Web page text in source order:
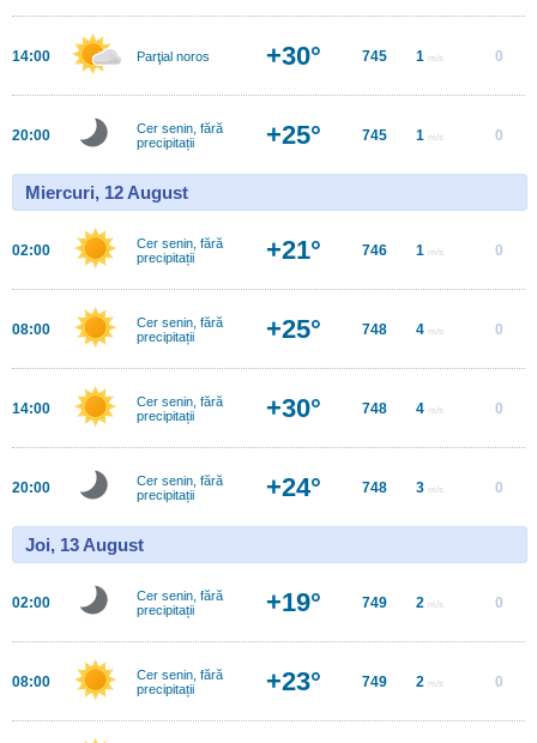
14:00 Parţial noros +30° 745 1 m/s 0
20:00
Cer senin, fără
precipitații
+25° 745 1 m/s 0
Miercuri, 12 August
02:00
Cer senin, fără
precipitații
+21° 746 1 m/s 0
08:00
Cer senin, fără
precipitații
+25° 748 4 m/s 0
14:00
Cer senin, fără
precipitații
+30° 748 4 m/s 0
20:00
Cer senin, fără
precipitații
+24° 748 3 m/s 0
Joi, 13 August
02:00
Cer senin, fără
precipitații
+19° 749 2 m/s 0
08:00
Cer senin, fără
precipitații
+23° 749 2 m/s 0